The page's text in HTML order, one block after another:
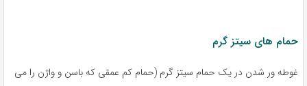
حمام های سیتز گرم
غوطه ور شدن در یک حمام سیتز گرم (حمام کم عمقی که باسن و واژن را می